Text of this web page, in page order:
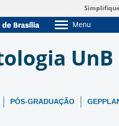
Menu
Estude na UnB
Graduação
Servidor
UnB
PÓS-GRADUAÇÃO